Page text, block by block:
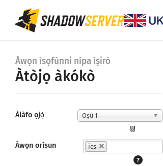
Àwọn ìsọfúnni nípa ìṣirò
Àtòjọ àkókò
Àlàfo ọjọ́ Oṣù 1
📆
Àwọn orísun
ics
?